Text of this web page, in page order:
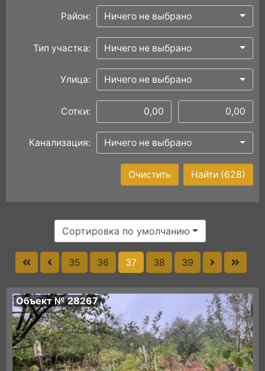
Район: Ничего не выбрано
Тип участка: Ничего не выбрано
Улица: Ничего не выбрано
Сотки:
Канализация: Ничего не выбрано
Найти (628)
Очистить
Сортировка по умолчанию
35 36 37 38 39
Объект № 28267